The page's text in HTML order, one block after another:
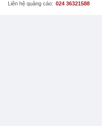
Liên hệ quảng cáo: 024 36321588